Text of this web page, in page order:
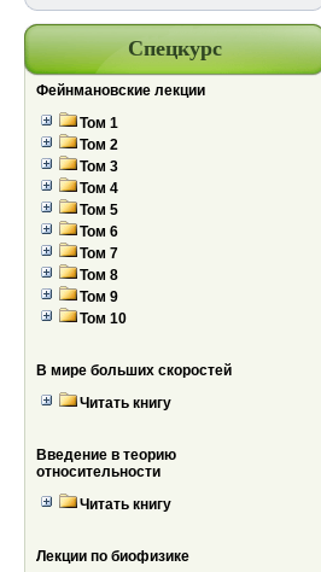
Спецкурс
Фейнмановские лекции
Том 1
Том 2
Том 3
Том 4
Том 5
Том 6
Том 7
Том 8
Том 9
Том 10
В мире больших скоростей
Читать книгу
Введение в теорию
относительности
Читать книгу
Лекции по биофизике